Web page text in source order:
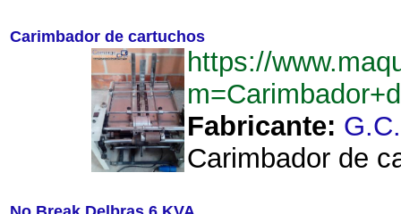
Carimbador de cartuchos
https://
Fabricante:
Carimbador de